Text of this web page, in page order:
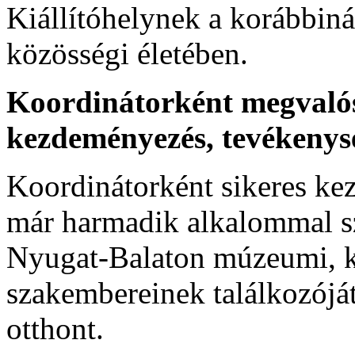
Kiállítóhelynek a
közösségi életében.
Koordinátorként
kezdeményezés,
Koordinátorként sikeres
már harmadik alkalommal
Nyugat-Balaton múzeumi,
szakembereinek
otthont.